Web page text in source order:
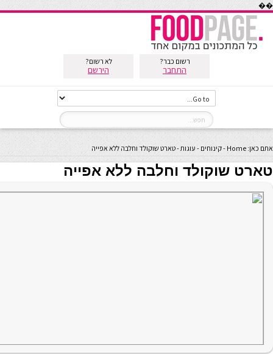
��
רשום כבר?
התחבר
לא רשום?
הירשם
אתם כאן: Home
-קינוחים - עוגות-טארט שוקולד וחלבה ללא אפייה
טארט שוקולד וחלבה ללא אפייה